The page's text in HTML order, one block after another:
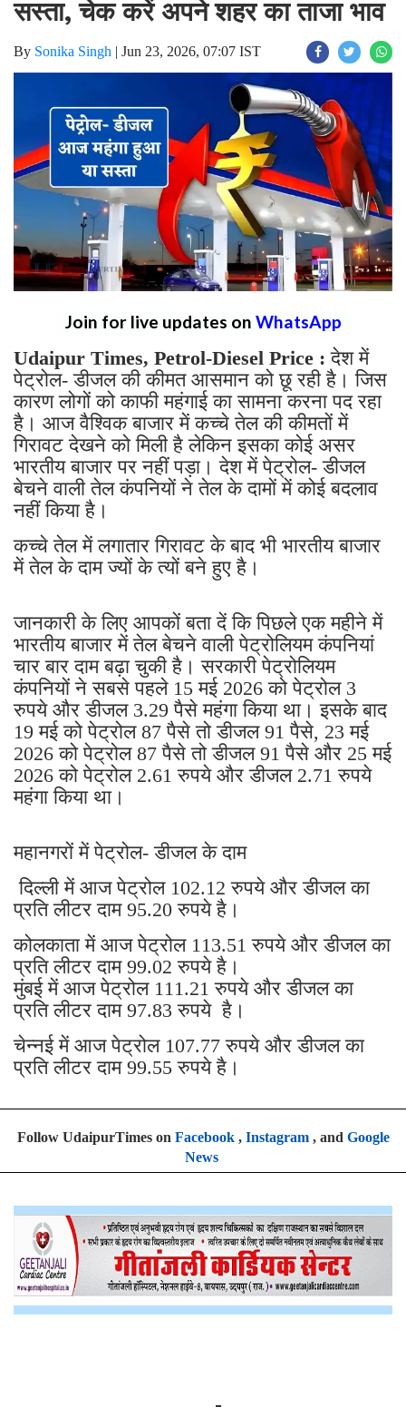
सस्ता, चेक करें अपने शहर का ताजा भाव
By Sonika Singh | Jun 23, 2026, 07:07 IST
Join for live updates on WhatsApp
Udaipur Times, Petrol-Diesel Price : देश में
पेट्रोल- डीजल की कीमत आसमान को छू रही है। जिस
कारण लोगों को काफी महंगाई का सामना करना पद रहा
है। आज वैश्विक बाजार में कच्चे तेल की कीमतों में
गिरावट देखने को मिली है लेकिन इसका कोई असर
भारतीय बाजार पर नहीं पड़ा। देश में पेट्रोल- डीजल
बेचने वाली तेल कंपनियों ने तेल के दामों में कोई बदलाव
नहीं किया है।
कच्चे तेल में लगातार गिरावट के बाद भी भारतीय बाजार
में तेल के दाम ज्यों के त्यों बने हुए है।
जानकारी के लिए आपकों बता दें कि पिछले एक महीने में
भारतीय बाजार में तेल बेचने वाली पेट्रोलियम कंपनियां
चार बार दाम बढ़ा चुकी है। सरकारी पेट्रोलियम
कंपनियों ने सबसे पहले 15 मई 2026 को पेट्रोल 3
रुपये और डीजल 3.29 पैसे महंगा किया था। इसके बाद
19 मई को पेट्रोल 87 पैसे तो डीजल 91 पैसे, 23 मई
2026 को पेट्रोल 87 पैसे तो डीजल 91 पैसे और 25 मई
2026 को पेट्रोल 2.61 रुपये और डीजल 2.71 रुपये
महंगा किया था।
महानगरों में पेट्रोल- डीजल के दाम
दिल्ली में आज पेट्रोल 102.12 रुपये और डीजल का
प्रति लीटर दाम 95.20 रुपये है।
कोलकाता में आज पेट्रोल 113.51 रुपये और डीजल का
प्रति लीटर दाम 99.02 रुपये है।
मुंबई में आज पेट्रोल 111.21 रुपये और डीजल का
प्रति लीटर दाम 97.83 रुपये है।
चेन्नई में आज पेट्रोल 107.77 रुपये और डीजल का
प्रति लीटर दाम 99.55 रुपये है।
Follow UdaipurTimes on Facebook, Instagram, and Google
News